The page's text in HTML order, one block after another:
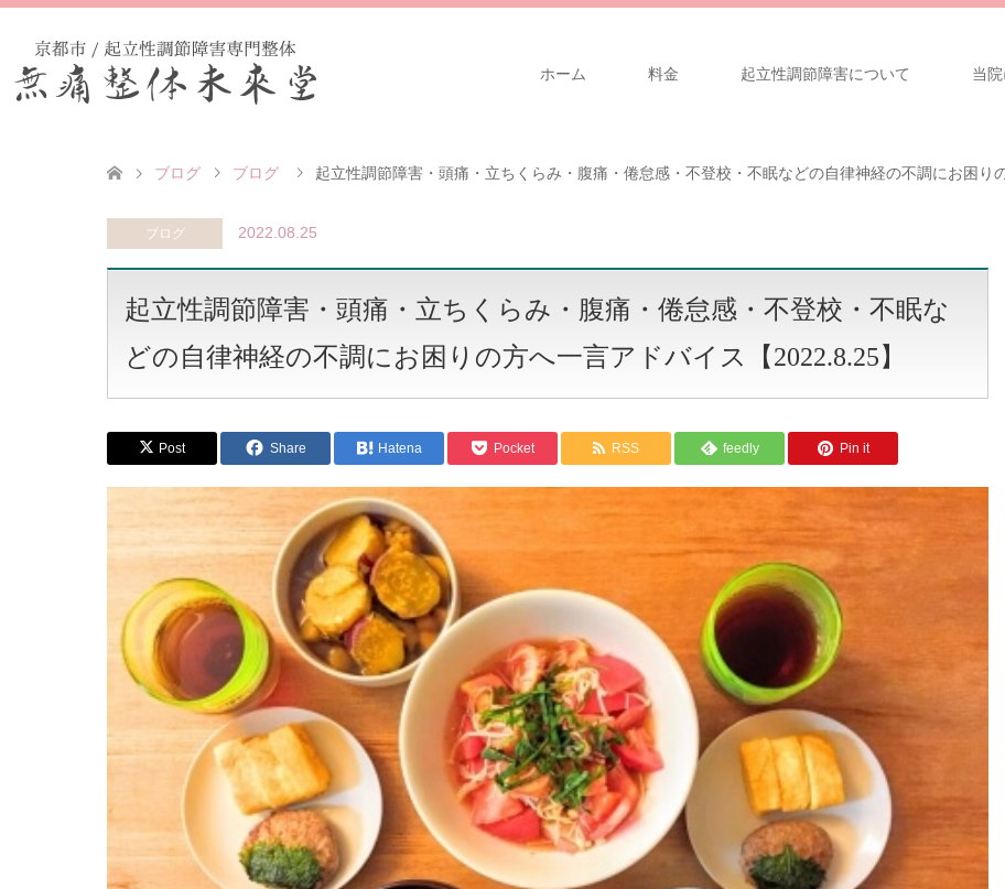
ホーム 料金 起立性調節障害について 当
ブログ ブログ 起立性調節障害・頭痛・立ちくらみ・腹痛・倦怠感・不登校・不眠などの自律神経の不調にお困り
ブログ 2022.08.25
起立性調節障害・頭痛・立ちくらみ・腹痛・倦怠感・不登校・不眠な
どの自律神経の不調にお困りの方へ一言アドバイス【2022.8.25】
Post Share Hatena Pocket RSS feedly Pin it